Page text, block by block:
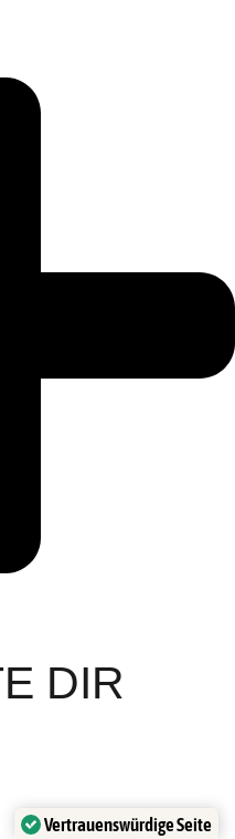
DIR
Vertrauenswürdige Seite